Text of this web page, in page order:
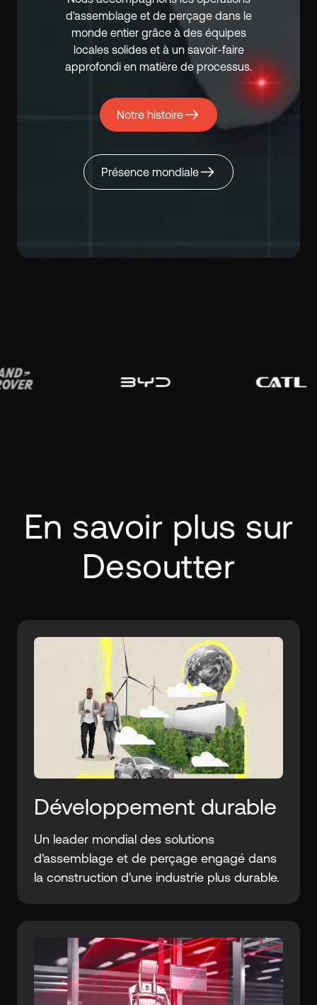
d'assemblage et de perçage dans le
monde entier grâce à des équipes
locales solides et à un savoir-faire
approfondi en matière de processus.
Notre histoire
Présence mondiale
En savoir plus sur
Desoutter
Développement durable
Un leader mondial des solutions
d'assemblage et de perçage engagé dans
la construction d'une industrie plus durable.